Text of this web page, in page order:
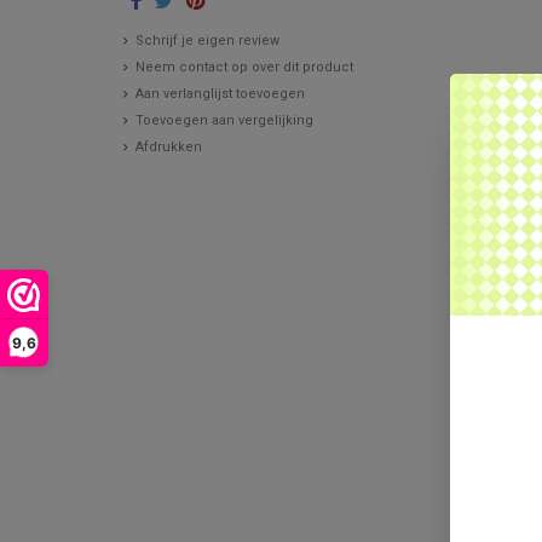
9,6
Schrijf je eigen review
Neem contact op over dit product
Aan verlanglijst toevoegen
Toevoegen aan vergelijking
Afdrukken